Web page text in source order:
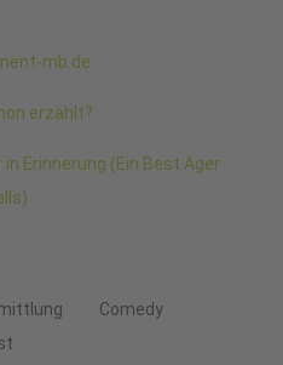
mb.de
erzählt?
Erinnerung (Ein Best Ager
Comedy